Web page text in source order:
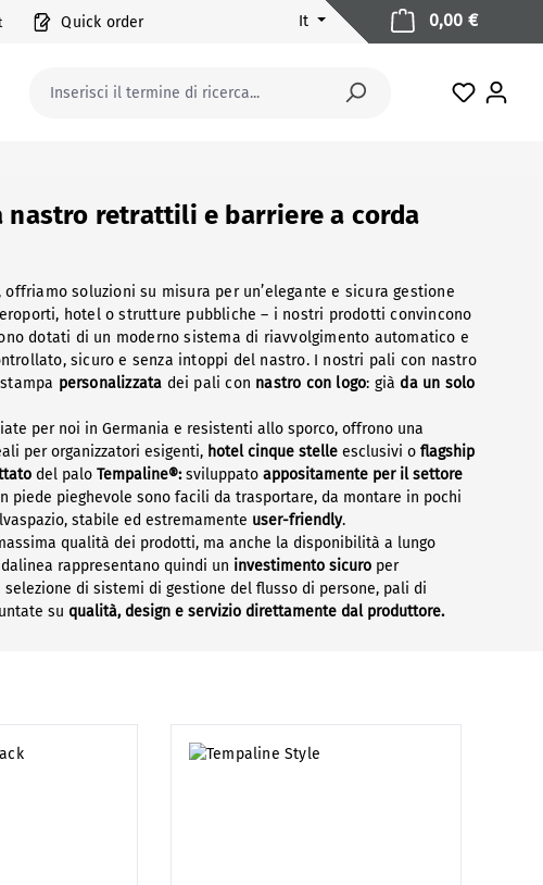
Quick order It
Hai 0
0,00 €Il
nastro retrattili e barriere a corda
soluzioni su misura per un’elegante e sicura gestione
hotel o strutture pubbliche – i nostri prodotti convincono
dotati di un moderno sistema di riavvolgimento automatico e
sicuro e senza intoppi del nastro. I nostri pali con nastro
personalizzata dei pali con nastro con logo: giàda un solo
per noi in Germania e resistenti allo sporco, offrono una
per organizzatori esigenti, hotel cinque stelle esclusivi o flagship
del palo Tempaline®:sviluppato appositamente per il settore
piede pieghevole sono facili da trasportare, da montare in pochi
stabile ed estremamente user-friendly.
qualità dei prodotti, ma anche la disponibilità a lungo
rappresentano quindi un investimento sicuro per
di sistemi di gestione del flusso di persone, pali di
su qualità, design e servizio direttamente dal produttore.